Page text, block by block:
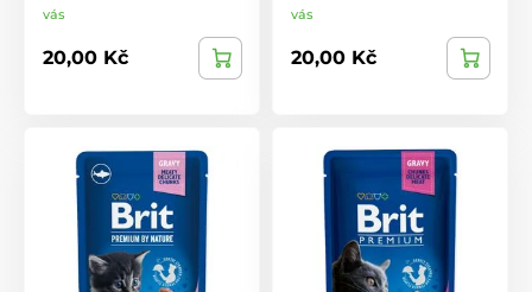
vás
20,00 Kč
vás
20,00 Kč